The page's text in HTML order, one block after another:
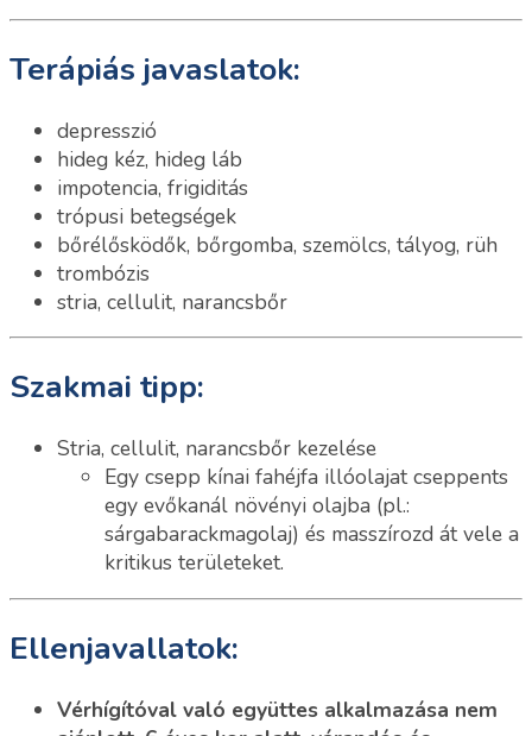
Terápiás javaslatok:
depresszió
hideg kéz, hideg láb
impotencia, frigiditás
trópusi betegségek
bőrélősködők, bőrgomba, szemölcs, tályog, rüh
trombózis
stria, cellulit, narancsbőr
Szakmai tipp:
Stria, cellulit, narancsbőr kezelése
Egy csepp kínai fahéjfa illóolajat cseppents
egy evőkanál növényi olajba (pl.:
sárgabarackmagolaj) és masszírozd át vele a
kritikus területeket.
Ellenjavallatok:
Vérhígítóval való együttes alkalmazása nem